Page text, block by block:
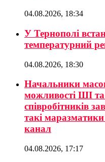
04.08.2026, 18:34
У Тернополі
температурний
04.08.2026, 18:30
Начальники
можливості ШІ
співробітників
такі
канал
04.08.2026, 17:17